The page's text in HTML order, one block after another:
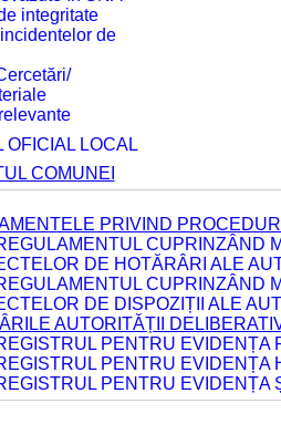
integritate
de
OFICIAL LOCAL
COMUNEI
PRIVIND
CUPRINZÂND
DE HOTĂRÂRI ALE
CUPRINZÂND
DE DISPOZIȚII ALE
AUTORITĂȚII
PENTRU EVIDENȚA
PENTRU EVIDENȚA
PENTRU EVIDENȚA